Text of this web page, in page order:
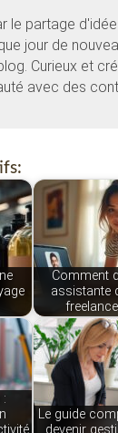
le partage
jour de
Curieux et
avec des
Comment
assistante
Le guide